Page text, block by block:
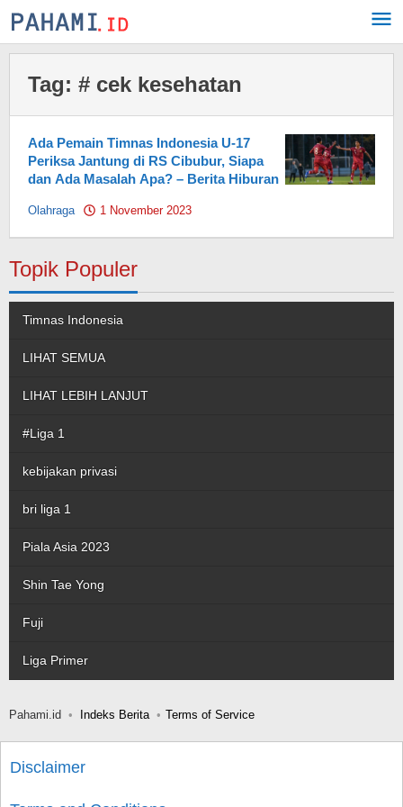
Skip
to
Tag: # cek kesehatan
Ada Pemain Timnas Indonesia U-17
Periksa Jantung di RS Cibubur, Siapa
dan Ada Masalah Apa? – Berita Hiburan
Olahraga 1 November 2023
Topik Populer
Timnas Indonesia
LIHAT SEMUA
LIHAT LEBIH LANJUT
#Liga 1
kebijakan privasi
bri liga 1
Piala Asia 2023
Shin Tae Yong
Fuji
Liga Primer
Pahami.id Indeks Berita Terms of Service
Disclaimer